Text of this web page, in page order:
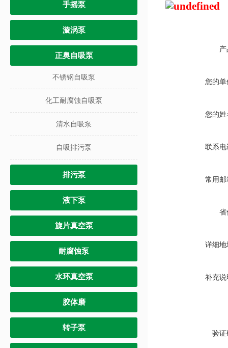
手摇泵
漩涡泵
正奥自吸泵
不锈钢自吸泵
化工耐腐蚀自吸泵
清水自吸泵
自吸排污泵
排污泵
液下泵
旋片真空泵
耐腐蚀泵
水环真空泵
胶体磨
转子泵
您的单
您的姓
联系电
常用邮
省
详细地
补充说
验证